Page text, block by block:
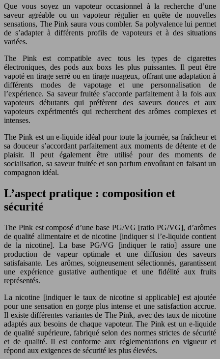
Que vous soyez un vapoteur occasionnel à la recherche d’une
saveur agréable ou un vapoteur régulier en quête de nouvelles
sensations, The Pink saura vous combler. Sa polyvalence lui permet
de s’adapter à différents profils de vapoteurs et à des situations
variées.
The Pink est compatible avec tous les types de cigarettes
électroniques, des pods aux boxs les plus puissantes. Il peut être
vapoté en tirage serré ou en tirage nuageux, offrant une adaptation à
différents modes de vapotage et une personnalisation de
l’expérience. Sa saveur fruitée s’accorde parfaitement à la fois aux
vapoteurs débutants qui préfèrent des saveurs douces et aux
vapoteurs expérimentés qui recherchent des arômes complexes et
intenses.
The Pink est un e-liquide idéal pour toute la journée, sa fraîcheur et
sa douceur s’accordant parfaitement aux moments de détente et de
plaisir. Il peut également être utilisé pour des moments de
socialisation, sa saveur fruitée et son parfum envoûtant en faisant un
compagnon idéal.
L’aspect pratique : composition et
sécurité
The Pink est composé d’une base PG/VG [ratio PG/VG], d’arômes
de qualité alimentaire et de nicotine [indiquer si l’e-liquide contient
de la nicotine]. La base PG/VG [indiquer le ratio] assure une
production de vapeur optimale et une diffusion des saveurs
satisfaisante. Les arômes, soigneusement sélectionnés, garantissent
une expérience gustative authentique et une fidélité aux fruits
représentés.
La nicotine [indiquer le taux de nicotine si applicable] est ajoutée
pour une sensation en gorge plus intense et une satisfaction accrue.
Il existe différentes variantes de The Pink, avec des taux de nicotine
adaptés aux besoins de chaque vapoteur. The Pink est un e-liquide
de qualité supérieure, fabriqué selon des normes strictes de sécurité
et de qualité. Il est conforme aux réglementations en vigueur et
répond aux exigences de sécurité les plus élevées.